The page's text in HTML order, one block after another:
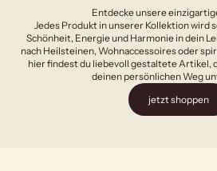
Entdecke unsere
Jedes Produkt in unserer Kollektion wird
Schönheit, Energie und Harmonie in dein
nach Heilsteinen, Wohnaccessoires oder
hier findest du liebevoll gestaltete Artikel,
deinen persönlichen Weg
jetzt shoppen